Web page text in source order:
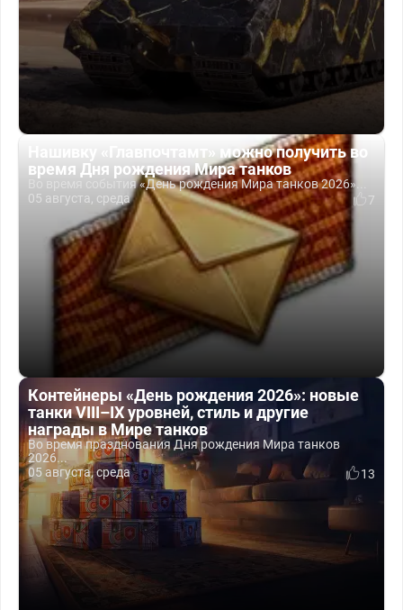
Нашивку «Главпочтамт» можно получить во
время Дня рождения Мира танков
Во время события «День рождения Мира танков 2026»...
05 августа, среда
7
Контейнеры «День рождения 2026»: новые
танки VIII–IX уровней, стиль и другие
награды в Мире танков
Во время празднования Дня рождения Мира танков
2026...
05 августа, среда
13